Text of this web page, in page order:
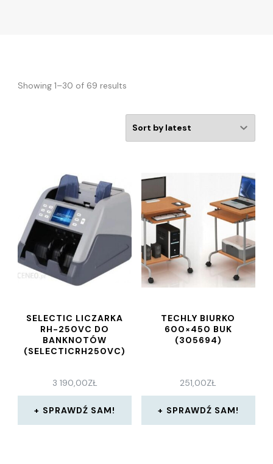
Showing 1–30 of 69 results
SELECTIC LICZARKA
RH-250VC DO
BANKNOTÓW
(SELECTICRH250VC)
3 190,00ZŁ
SPRAWDŹ SAM!
TECHLY BIURKO
600×450 BUK
(305694)
251,00ZŁ
SPRAWDŹ SAM!